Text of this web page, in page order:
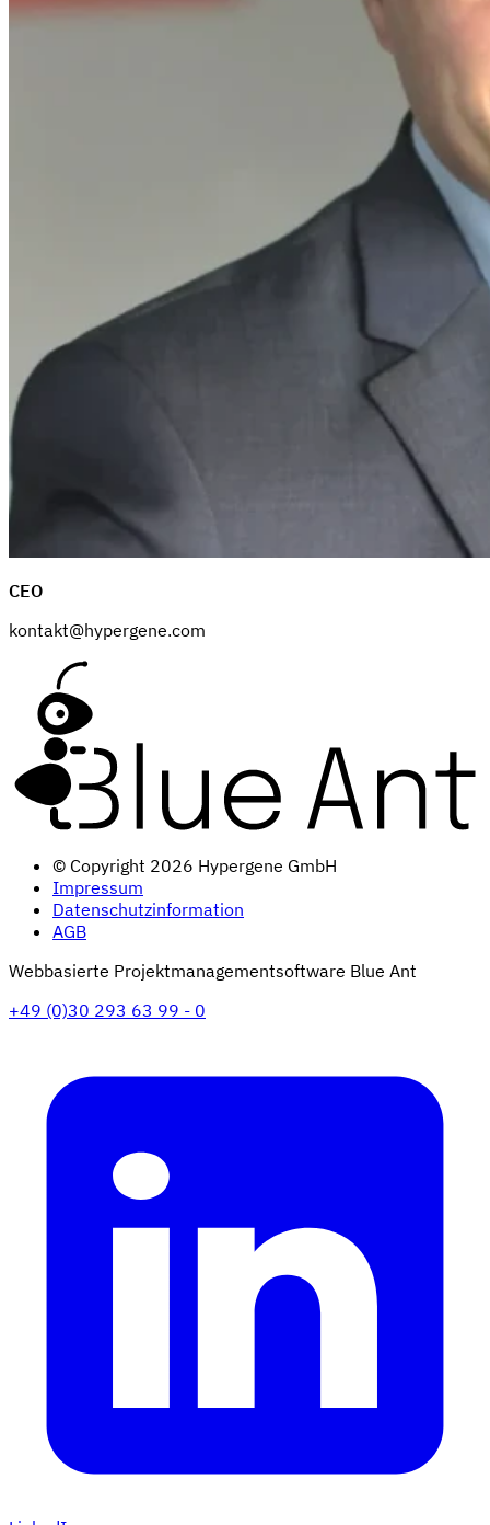
CEO
kontakt@hypergene.com
© Copyright 2026 Hypergene GmbH
Impressum
Datenschutzinformation
AGB
Webbasierte Projektmanagementsoftware Blue Ant
+49 (0)30 293 63 99 - 0